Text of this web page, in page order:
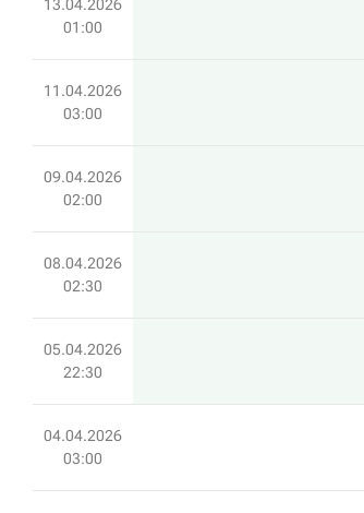
13.04.2026
01:00
11.04.2026
03:00
09.04.2026
02:00
08.04.2026
02:30
05.04.2026
22:30
04.04.2026
03:00